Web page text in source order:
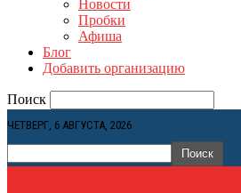
Новости
Пробки
Афиша
Блог
Добавить организацию
Поиск
ЧЕТВЕРГ, 6 АВГУСТА, 2026